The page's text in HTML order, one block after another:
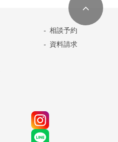
相談予約
資料請求